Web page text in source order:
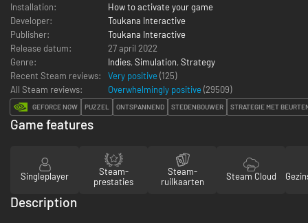
Installation:
How to activate your game
Developer:
Toukana Interactive
Publisher:
Toukana Interactive
Release datum:
27 april 2022
Genre:
Indies, Simulation, Strategy
Recent Steam reviews:
Very positive (125)
All Steam reviews:
Overwhelmingly positive (29509)
GEFORCE NOW PUZZEL ONTSPANNEND STEDENBOUWER STRATEGIE MET
Game features
Singleplayer
Steam-
prestaties
Steam-
ruilkaarten
Steam Cloud
Description